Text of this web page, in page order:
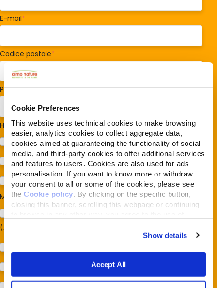
Cookie Preferences
This website uses technical cookies to make browsing
easier, analytics cookies to collect aggregate data,
cookies aimed at guaranteeing the functionality of social
media, and third-party cookies to offer additional services
and features to users. Cookies are also used for ads
personalisation. If you want to know more or withdraw
your consent to all or some of the cookies, please see
the Cookie policy . By clicking on the specific button,
closing this banner, scrolling this webpage or continuing
Show details
Accept All
E-mail*
Codice postale*
Paese/Regione*
Hai cani o gatti? *
Cane
Gatto
Per ora no
Mi interessa:*
(Almonature - Fondazione Capellino)
Protezione dei cani e dei gatti (Almo Nature)